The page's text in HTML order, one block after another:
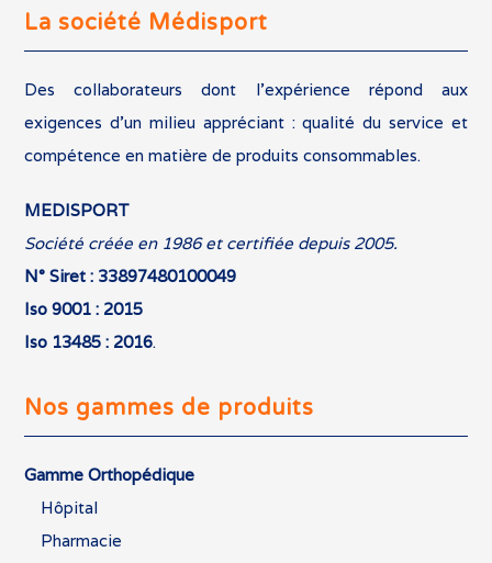
La société Médisport
Des collaborateurs dont l’expérience répond aux
exigences d’un milieu appréciant : qualité du service et
compétence en matière de produits consommables.
MEDISPORT
Société créée en 1986 et certifiée depuis 2005.
N° Siret : 33897480100049
Iso 9001 : 2015
Iso 13485 : 2016.
Nos gammes de produits
Gamme Orthopédique
Hôpital
Pharmacie